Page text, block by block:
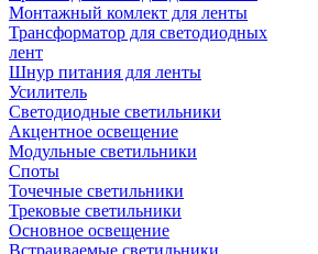
Монтажный комлект для ленты
Трансформатор для светодиодных
лент
Шнур питания для ленты
Усилитель
Светодиодные светильники
Акцентное освещение
Модульные светильники
Споты
Точечные светильники
Трековые светильники
Основное освещение
Встраиваемые светильники